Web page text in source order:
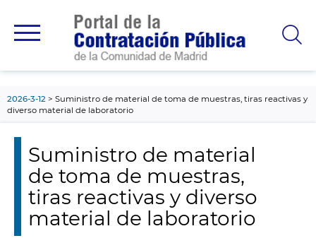
principal
2026-3-12
Suministro de material de toma de muestras, tiras reactivas y
diverso material de laboratorio
Suministro de material
de toma de muestras,
tiras reactivas y diverso
material de laboratorio